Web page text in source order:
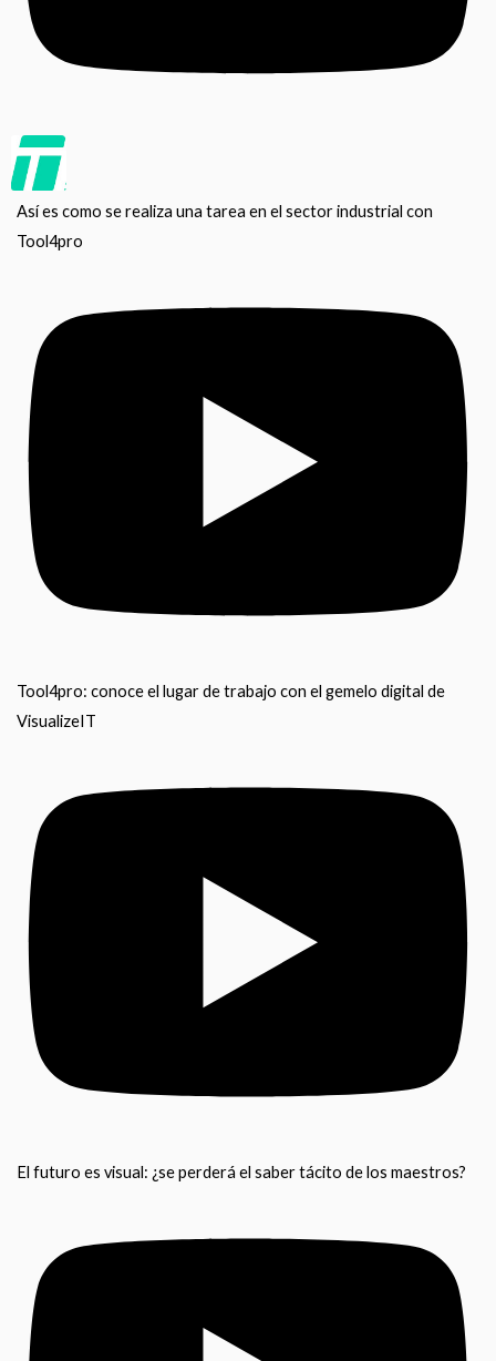
Así es como se realiza una tarea en el sector industrial con
Tool4pro
Tool4pro: conoce el lugar de trabajo con el gemelo digital de
VisualizeIT
El futuro es visual: ¿se perderá el saber tácito de los maestros?